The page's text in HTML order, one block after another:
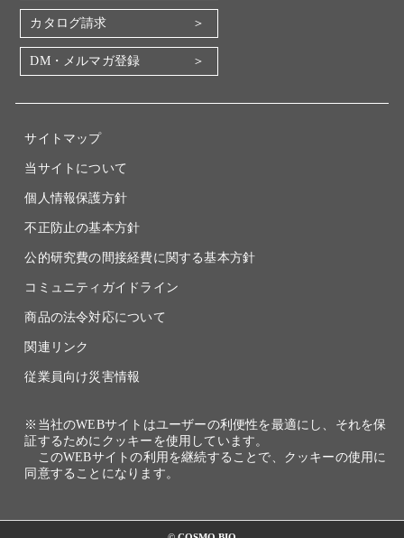
地図・アクセス（本社）
IR情報
電子公告
カタログ請求
DM・メルマガ登録
サイトマップ
当サイトについて
個人情報保護方針
不正防止の基本方針
公的研究費の間接経費に関する基本方針
コミュニティガイドライン
商品の法令対応について
関連リンク
従業員向け災害情報
※当社のWEBサイトはユーザーの利便性を最適にし、それを保
証するためにクッキーを使用しています。
このWEBサイトの利用を継続することで、クッキーの使用に
同意することになります。